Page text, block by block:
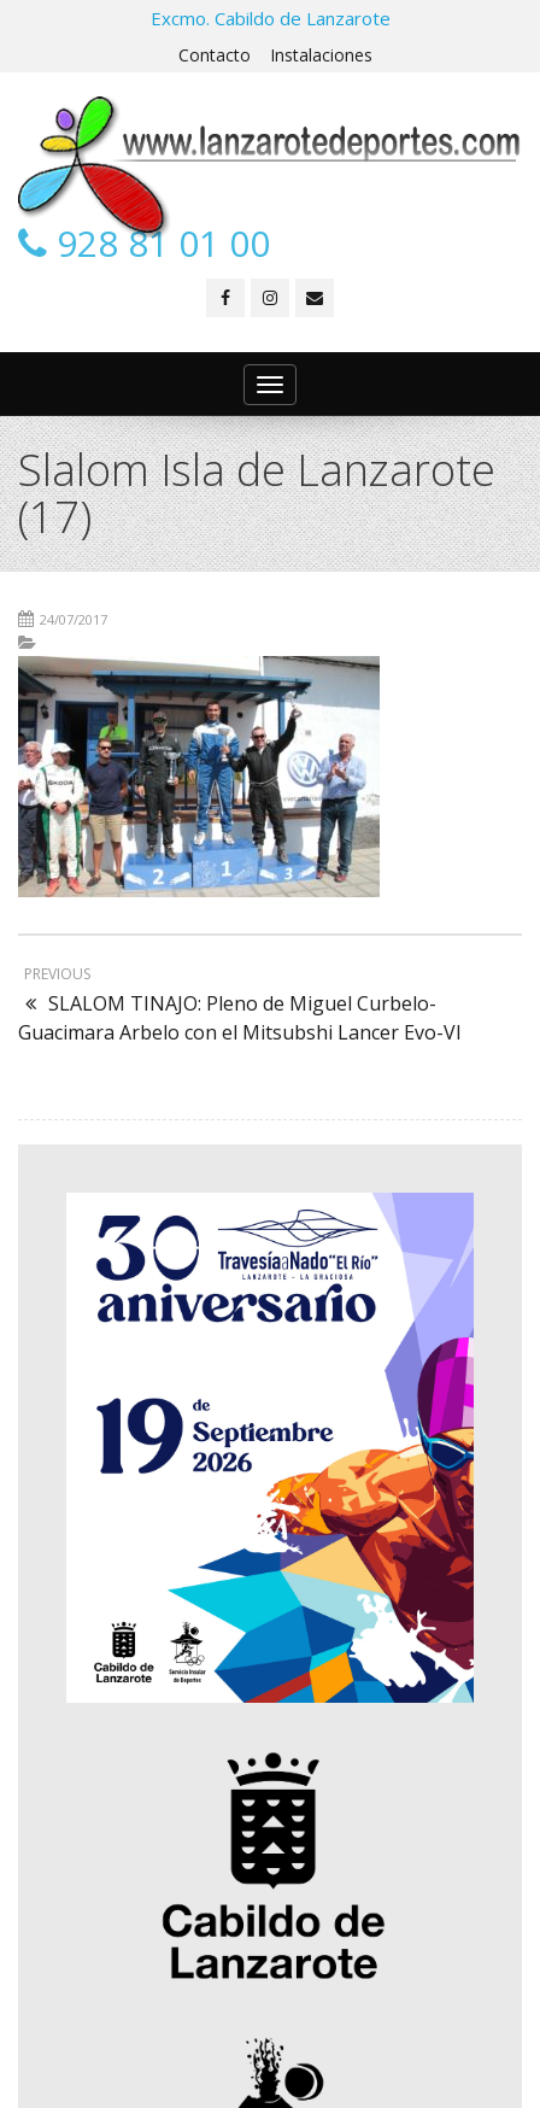
Excmo. Cabildo de Lanzarote
Contacto Instalaciones
928 81 01 00
Toggle
navigation
Slalom Isla de Lanzarote
(17)
24/07/2017
PREVIOUS
SLALOM TINAJO: Pleno de Miguel Curbelo-
Guacimara Arbelo con el Mitsubshi Lancer Evo-VI